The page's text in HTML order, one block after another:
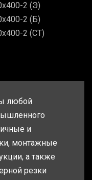
2 (Э)
2 (Б)
2 (СТ)
любой
и
монтажные
а также
резки